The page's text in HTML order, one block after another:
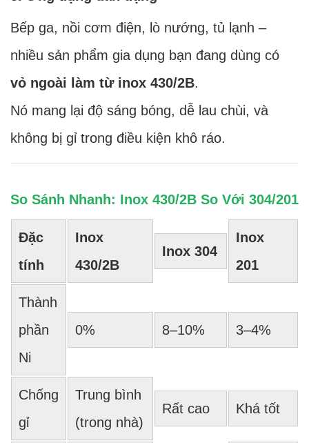
Bếp ga, nồi cơm điện, lò nướng, tủ lạnh –
nhiều sản phẩm gia dụng bạn đang dùng có
vỏ ngoài làm từ inox 430/2B.
Nó mang lại độ sáng bóng, dễ lau chùi, và
không bị gỉ trong điều kiện khô ráo.
So Sánh Nhanh: Inox 430/2B So Với 304/201
Đặc
tính
Inox
430/2B
Inox 304
Inox
201
Thành
phần
Ni
0% 8–10% 3–4%
Chống
gỉ
Trung bình
(trong nhà)
Rất cao Khá tốt